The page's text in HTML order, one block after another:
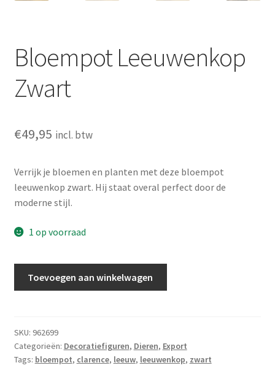
Bloempot Leeuwenkop
Zwart
€49,95 incl. btw
Verrijk je bloemen en planten met deze bloempot
leeuwenkop zwart. Hij staat overal perfect door de
moderne stijl.
1 op voorraad
Leeuwenkop
Toevoegen aan winkelwagen
SKU: 962699
Categorieën: Decoratiefiguren, Dieren, Export
Tags: bloempot, clarence, leeuw, leeuwenkop, zwart